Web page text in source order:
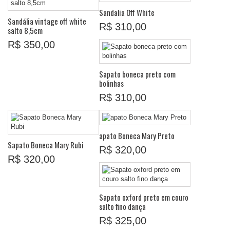
Sandália vintage off white
salto 8,5cm
R$ 350,00
Sandalia Off White
R$ 310,00
Sapato boneca preto com
bolinhas
R$ 310,00
Sapato Boneca Mary Rubi
R$ 320,00
apato Boneca Mary Preto
R$ 320,00
Sapato oxford preto em couro
salto fino dança
R$ 325,00